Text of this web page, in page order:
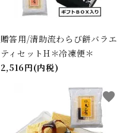
贈答用/清助流わらび餅バラエ
ティセットH＊冷凍便＊
2,516円(内税)
favorite